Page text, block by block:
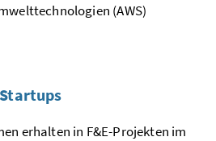
(AWS)
erhalten in F&E-Projekten im